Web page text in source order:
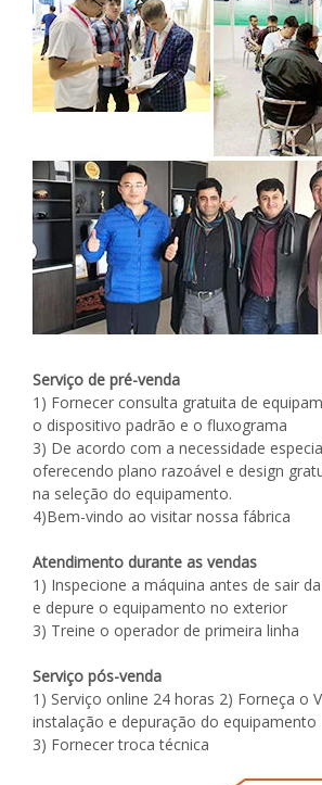
Serviço de pré-venda
1) Fornecer consulta gratuita de
o dispositivo padrão e o fluxograma
3) De acordo com a necessidade
oferecendo plano razoável e design
na seleção do equipamento.
4)Bem-vindo ao visitar nossa fábrica
Atendimento durante as vendas
1) Inspecione a máquina antes de sair
e depure o equipamento no exterior
3) Treine o operador de primeira linha
Serviço pós-venda
1) Serviço online 24 horas 2) Forneça o
instalação e depuração do equipamento
3) Fornecer troca técnica